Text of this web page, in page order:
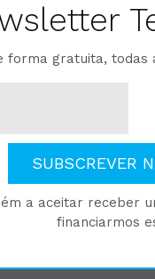
forma gratuita,
SUBSCREVER
a aceitar receber
financiarmos